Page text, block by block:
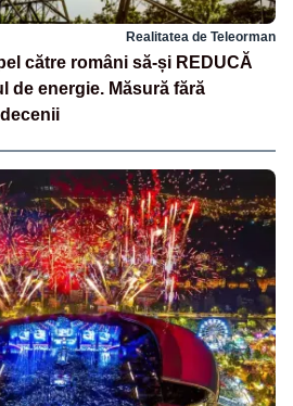
Realitatea de Teleorman
către români să-și REDUCĂ
de energie. Măsură fără